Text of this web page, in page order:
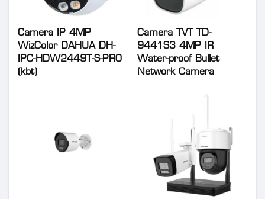
Camera IP 4MP
WizColor DAHUA DH-
IPC-HDW2449T-S-PRO
(kbt)
Camera TVT TD-
9441S3 4MP IR
Water-proof Bullet
Network Camera